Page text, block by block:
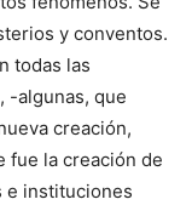
y conventos.
todas las
-algunas, que
creación,
fue la creación de
e instituciones